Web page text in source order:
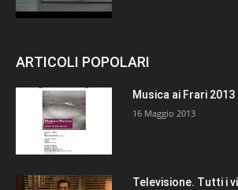
ARTICOLI POPOLARI
Musica ai Frari 2013
16 Maggio 2013
Televisione. Tutti i